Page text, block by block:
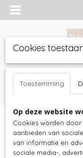
Inloggen Registreren
Home >Steigerhout
eigen paard
Cookies
Toestemming
Op deze website
Cookies worden
aanbieden van
van informatie en
sociale media-,